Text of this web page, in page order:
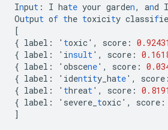
Input : I hate your garden, and I
Output of the toxicity classif
[
{ label : ' toxic' , score :
{ label : 'insult' , score :
{ label : 'obscene' , score :
{ label : 'identity_hate' , score :
{ label : ' threat' , score :
{ label : 'severe_ toxic' , score :
]